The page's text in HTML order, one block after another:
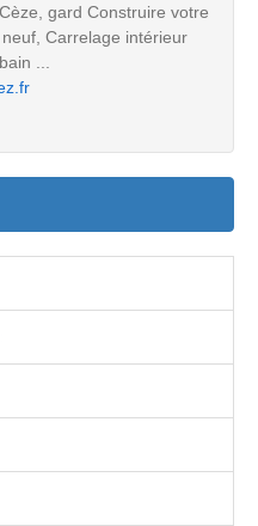
gard Construire votre
Carrelage intérieur
...